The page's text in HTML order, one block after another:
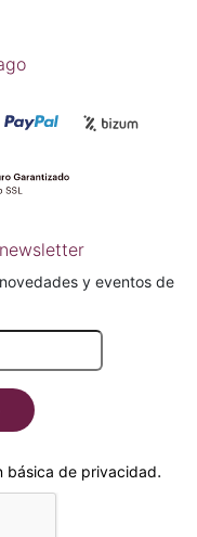
y eventos de
básica de privacidad.